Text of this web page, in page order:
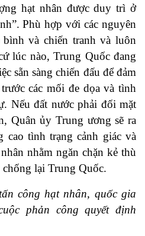
hạt nhân được duy trì ở
Phù hợp với các nguyên
và chiến tranh và luôn
lúc nào, Trung Quốc đang
sẵn sàng chiến đấu để đảm
các mối đe dọa và tình
Nếu đất nước phải đối mặt
Quân ủy Trung ương sẽ ra
cao tình trạng cảnh giác và
nhằm ngăn chặn kẻ thù
lại Trung Quốc.
công hạt nhân, quốc gia
phản công quyết định